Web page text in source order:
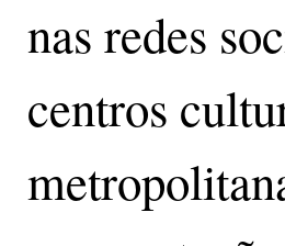
nas redes
centros